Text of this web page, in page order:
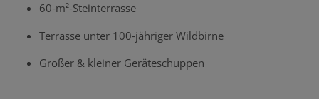
60‑m²‑Steinterrasse
Terrasse unter 100‑jähriger Wildbirne
Großer & kleiner Geräteschuppen